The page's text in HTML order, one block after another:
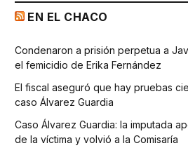
EN EL CHACO
Condenaron a prisión perpetua a
el femicidio de Erika Fernández
El fiscal aseguró que hay pruebas
caso Álvarez Guardia
Caso Álvarez Guardia: la imputada
de la víctima y volvió a la Comisaría